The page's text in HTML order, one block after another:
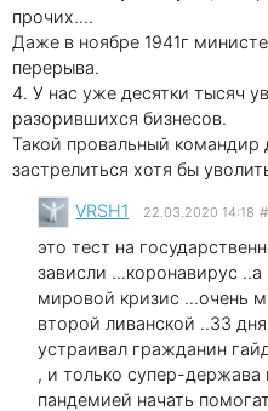
прочих....
Даже в ноябре 1941г
перерыва.
4. У нас уже десятки тысяч
разорившихся бизнесов.
Такой провальный
застрелиться хотя бы
VRSH1 22.03.2020 14:18 #
это тест на
зависли ...коронавирус
мировой кризис ...очень
второй ливанской ..33
устраивал гражданин
, и только супер-
пандемией начать